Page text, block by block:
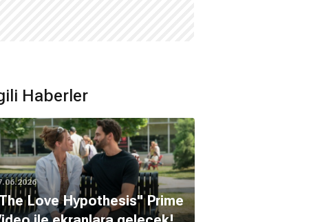
Haberler
Love Hypothesis" Prime